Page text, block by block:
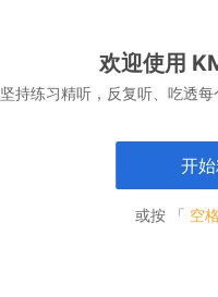
欢迎使用
坚持练习精听，反复听、吃透
开
或按 「 空